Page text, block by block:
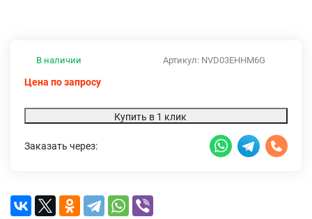
Артикул: NVD03EHHM6G
В наличии
Цена по запросу
Купить в 1 клик
Заказать через: